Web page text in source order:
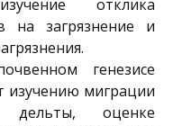
отклика
на загрязнение и
генезисе
изучению миграции
дельты, оценке